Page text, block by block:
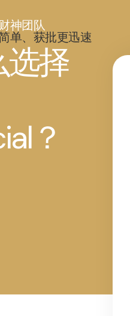
神团队
单、获批更迅速
选择
？